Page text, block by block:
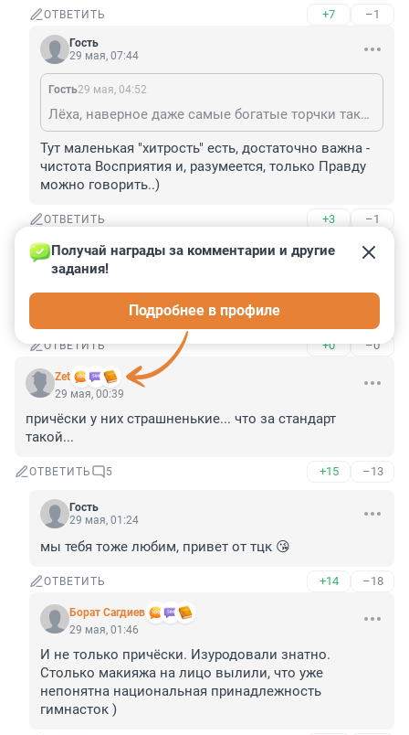
ОТВЕТИТЬ +7 –1
Гость
29 мая, 07:44
Гость29 мая, 04:52
Лёха, наверное даже самые богатые торчки таких мультиков и собеседников в самом тяжелом и расслабленном состоянии себе визуально не находят и не общаются с ними.
Тут маленькая "хитрость" есть, достаточно важна -
чистота Восприятия и, разумеется, только Правду
можно говорить..)
ОТВЕТИТЬ +3 –1
274482549
29 мая, 10:53
Вас там много или только двое? - из стенограммы
непоянтно, друг интересуется.
ОТВЕТИТЬ +0 –0
Zet
Получай награды за комментарии и другие
задания!
Подробнее в профиле
29 мая, 00:39
причёски у них страшненькие... что за стандарт
такой...
ОТВЕТИТЬ 5 +15 –13
Гость
29 мая, 01:24
мы тебя тоже любим, привет от тцк 😘
ОТВЕТИТЬ +14 –18
Борат Сaгдиев
29 мая, 01:46
И не только причёски. Изуродовали знатно.
Столько макияжа на лицо вылили, что уже
непонятна национальная принадлежность
гимнасток )